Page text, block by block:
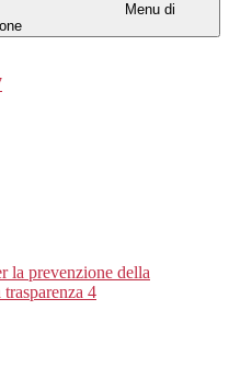
Menu di
la prevenzione della
4